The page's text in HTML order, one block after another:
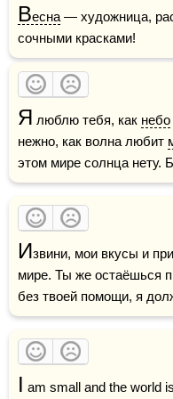
Весна — художница,
сочными красками!
Я люблю тебя, как небо
нежно, как волна любит
этом мире солнца нету.
Извини, мои вкусы и
мире. Ты же остаёшься
без твоей помощи, я
I am small and the world